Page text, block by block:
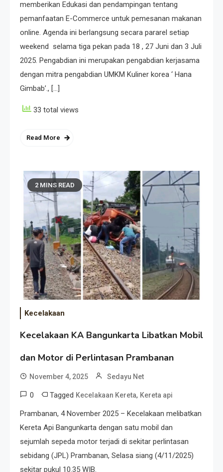
memberikan Edukasi dan pendampingan tentang
pemanfaatan E-Commerce untuk pemesanan makanan
online. Agenda ini berlangsung secara pararel setiap
weekend selama tiga pekan pada 18 , 27 Juni dan 3 Juli
2025. Pengabdian ini merupakan pengabdian kerjasama
dengan mitra pengabdian UMKM Kuliner korea ‘ Hana
Gimbab’., […]
33 total views
Read More
2 MINS READ
Kecelakaan
Kecelakaan KA Bangunkarta Libatkan Mobil
dan Motor di Perlintasan Prambanan
November 4, 2025 Sedayu Net
0 Tagged Kecelakaan Kereta, Kereta api
Prambanan, 4 November 2025 – Kecelakaan melibatkan
Kereta Api Bangunkarta dengan satu mobil dan
sejumlah sepeda motor terjadi di sekitar perlintasan
sebidang (JPL) Prambanan, Selasa siang (4/11/2025)
sekitar pukul 10.35 WIB.